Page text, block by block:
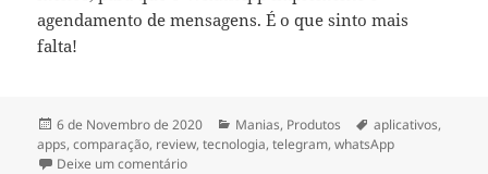
agendamento de mensagens. É o que sinto mais
falta!
Publicado
a
6 de Novembro de 2020 Categorias
Manias, Produtos Etiquetas
aplicativos,
apps,comparação, review,tecnologia,telegram,whatsApp
Deixe um comentáriosobre Telegram x WhatsApp